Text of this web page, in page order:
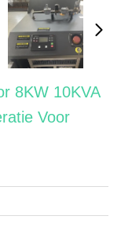
8KW 10KVA
Voor